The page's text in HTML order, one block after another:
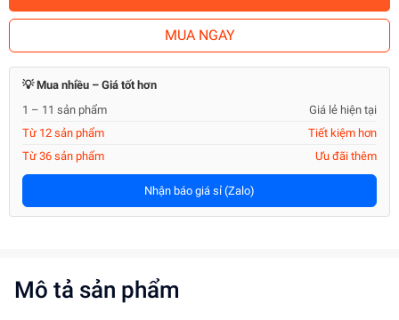
MUA NGAY
💡 Mua nhiều – Giá tốt hơn
1 – 11 sản phẩm
Giá lẻ hiện tại
Từ 12 sản phẩm
Tiết kiệm hơn
Từ 36 sản phẩm
Ưu đãi thêm
Nhận báo giá sỉ (Zalo)
Mô tả sản phẩm